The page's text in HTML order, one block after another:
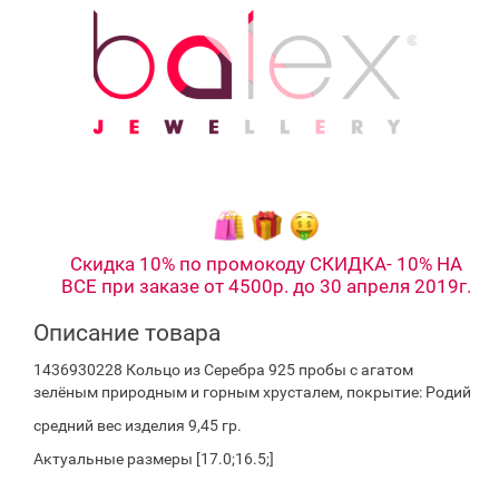
Скидка 10% по промокоду СКИДКА- 10% НА
ВСЕ при заказе от 4500р. до 30 апреля 2019г.
Описание товара
1436930228 Кольцо из Серебра 925 пробы с агатом
зелёным природным и горным хрусталем, покрытие: Родий
средний вес изделия 9,45 гр.
Актуальные размеры [17.0;16.5;]